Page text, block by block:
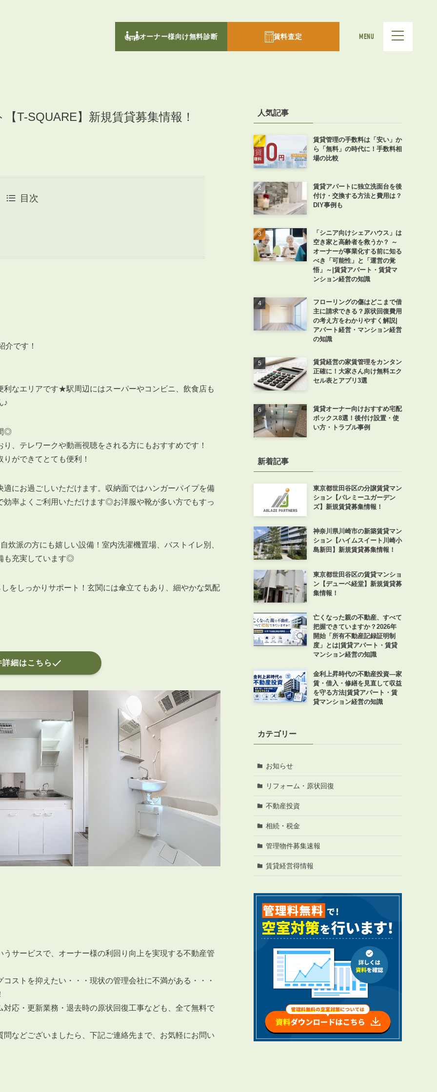
オーナー様向け無料診断 賃料査定 MENU
仲介会社とのネットワークで情報提供力に自信あり
RENTAL
管理料無料について
４つの強み
報酬と独自の保証内容
手続きの流れ
賃料査定について
T-SQUARE】新規賃貸募集情報！
目次
介です！
なエリアです★駅周辺にはスーパーやコンビニ、飲食店も
♪
◎
、テレワークや動画視聴をされる方にもおすすめです！
ができてとても便利！
にお過ごしいただけます。収納面ではハンガーパイプを備
率よくご利用いただけます◎お洋服や靴が多い方でもすっ
炊派の方にも嬉しい設備！室内洗濯機置場、バストイレ別、
も充実しています◎
をしっかりサポート！玄関には傘立てもあり、細やかな気配
詳細はこちら
サービスで、オーナー様の利回り向上を実現する不動産管
ストを抑えたい・・・現状の管理会社に不満がある・・・
応・更新業務・退去時の原状回復工事なども、全て無料で
などございましたら、下記ご連絡先まで、お気軽にお問い
人気記事
賃貸管理の手数料は「安い」か
ら「無料」の時代に！手数料相
場の比較
賃貸アパートに独立洗面台を後
付け・交換する方法と費用は？
DIY事例も
「シニア向けシェアハウス」は
空き家と高齢者を救うか？ ～
オーナーが事業化する前に知る
べき「可能性」と「運営の覚
悟」～|賃貸アパート・賃貸マ
ンション経営の知識
フローリングの傷はどこまで借
主に請求できる？原状回復費用
の考え方をわかりやすく解説|
アパート経営・マンション経営
の知識
賃貸経営の家賃管理をカンタン
正確に！大家さん向け無料エク
セル表とアプリ3選
賃貸オーナー向けおすすめ宅配
ボックス8選！後付け設置・使
い方・トラブル事例
新着記事
東京都世田谷区の分譲賃貸マン
ション【パレミーユガーデン
ズ】新規賃貸募集情報！
神奈川県川崎市の新築賃貸マン
ション【ハイムスイート川崎小
島新田】新規賃貸募集情報！
東京都世田谷区の賃貸マンショ
ン【デューベ経堂】新規賃貸募
集情報！
亡くなった親の不動産、すべて
把握できていますか？2026年
開始「所有不動産記録証明制
度」とは|賃貸アパート・賃貸
マンション経営の知識
金利上昇時代の不動産投資―家
賃・借入・修繕を見直して収益
を守る方法|賃貸アパート・賃
貸マンション経営の知識
カテゴリー
お知らせ
リフォーム・原状回復
不動産投資
相続・税金
管理物件募集速報
賃貸経営得情報